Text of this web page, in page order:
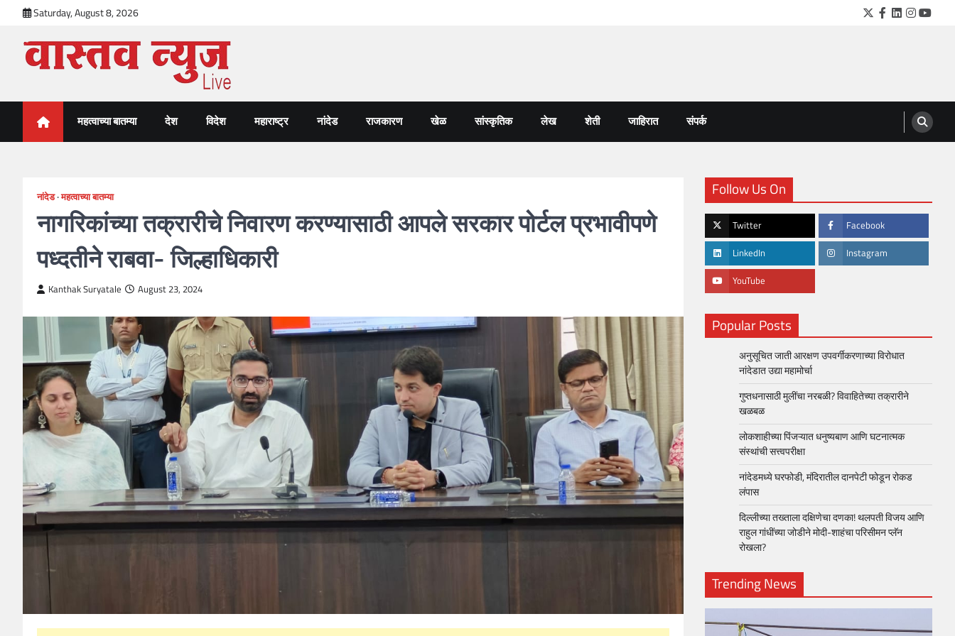
content
Saturday, August 8, 2026 Twitter
Facebook
LinkedIn
VastavNEWSLive.com
महत्वाच्या बातम्या देश विदेश महाराष्ट्र नांदेड राजकारण खेळ सांस्कृतिक लेख शेती जाहिरात संपर्क
नांदेड महत्वाच्या बातम्या
नागरिकांच्या तक्रारीचे निवारण करण्यासाठी आपले सरकार पोर्टल प्रभावीपणे
पध्दतीने राबवा- जिल्हाधिकारी
Kanthak Suryatale August 23, 2024
Follow Us On
Twitter Facebook
LinkedIn Instagram
YouTube
Popular Posts
अनुसूचित जाती आरक्षण उपवर्गीकरणाच्या विरोधात
नांदेडात उद्या महामोर्चा
गुप्तधनासाठी मुलींचा नरबळी? विवाहितेच्या तक्रारीने
खळबळ
लोकशाहीच्या पिंजऱ्यात धनुष्यबाण आणि घटनात्मक
संस्थांची सत्त्वपरीक्षा
नांदेडमध्ये घरफोडी, मंदिरातील दानपेटी फोडून रोकड
लंपास
दिल्लीच्या तख्ताला दक्षिणेचा दणका! थलपती विजय आणि
राहुल गांधींच्या जोडीने मोदी-शाहंचा परिसीमन प्लॅन
रोखला?
Trending News
महत्वाच्या बातम्या